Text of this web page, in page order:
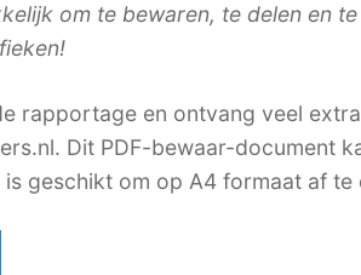
om te bewaren, te delen en
rapportage en ontvang veel
Dit PDF-bewaar-document
geschikt om op A4 formaat af te